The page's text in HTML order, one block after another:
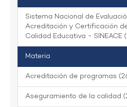
Sistema Nacional de
Acreditación y Certificación
Calidad Educativa - SINEACE
Materia
Acreditación de programas
Aseguramiento de la calidad